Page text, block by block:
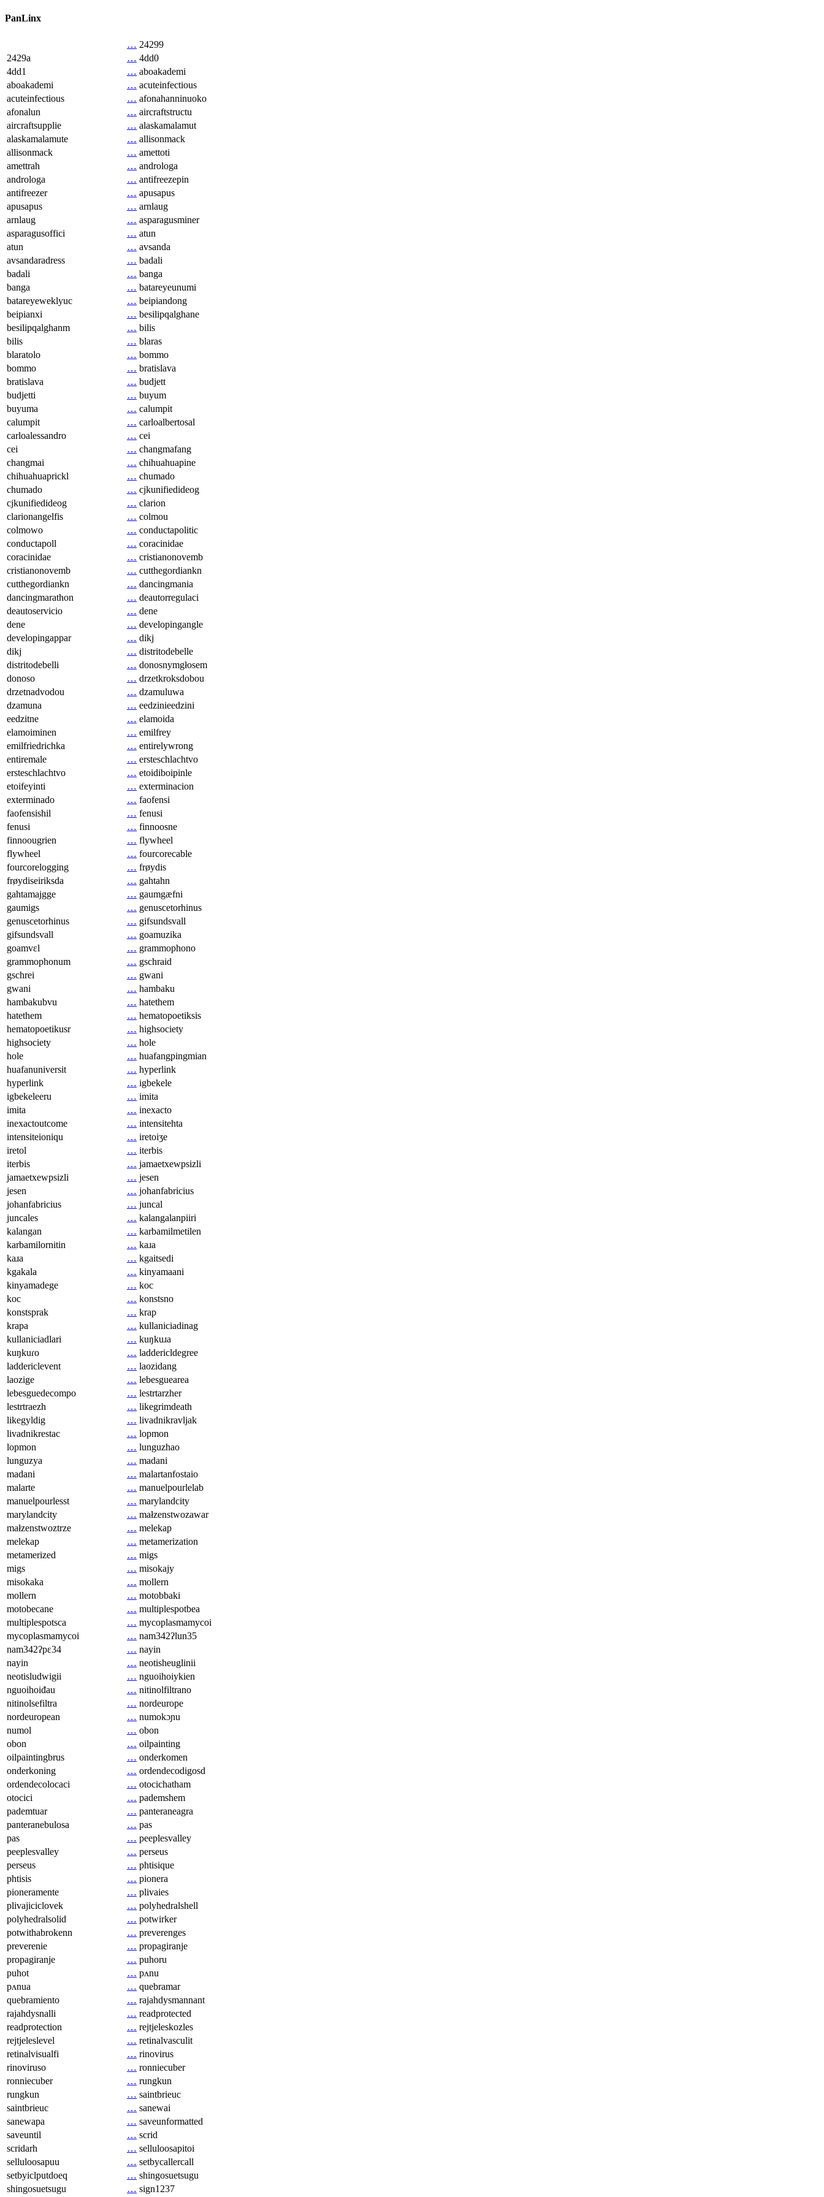
PanLinx
… 24299
2429a
… 4dd0
4dd1
… aboakademi
aboakademi
… acuteinfectious
acuteinfectious
… afonahanninuoko
afonalun
… aircraftstructu
aircraftsupplie
… alaskamalamut
alaskamalamute
… allisonmack
allisonmack
… amettoti
amettrah
… androloga
androloga
… antifreezepin
antifreezer
… apusapus
apusapus
… arnlaug
arnlaug
… asparagusminer
asparagusoffici
… atun
atun
… avsanda
avsandaradress
… badali
badali
… banga
banga
… batareyeunumi
batareyeweklyuc
… beipiandong
beipianxi
… besilipqalghane
besilipqalghanm
… bilis
bilis
… blaras
blaratolo
… bommo
bommo
… bratislava
bratislava
… budjett
budjetti
… buyum
buyuma
… calumpit
calumpit
… carloalbertosal
carloalessandro
… cei
cei
… changmafang
changmai
… chihuahuapine
chihuahuaprickl
… chumado
chumado
… cjkunifiedideog
cjkunifiedideog
… clarion
clarionangelfis
… colmou
colmowo
… conductapolitic
conductapoll
… coracinidae
coracinidae
… cristianonovemb
cristianonovemb
… cutthegordiankn
cutthegordiankn
… dancingmania
dancingmarathon
… deautorregulaci
deautoservicio
… dene
dene
… developingangle
developingappar
… dikj
dikj
… distritodebelle
distritodebelli
… donosnymgłosem
donoso
… drzetkroksdobou
drzetnadvodou
… dzamuluwa
dzamuna
… eedzinieedzini
eedzitne
… elamoida
elamoiminen
… emilfrey
emilfriedrichka
… entirelywrong
entiremale
… ersteschlachtvo
ersteschlachtvo
… etoidiboipinle
etoifeyinti
… exterminacion
exterminado
… faofensi
faofensishil
… fenusi
fenusi
… finnoosne
finnoougrien
… flywheel
flywheel
… fourcorecable
fourcorelogging
… frøydis
frøydiseiriksda
… gahtahn
gahtamajgge
… gaumgæfni
gaumigs
… genuscetorhinus
genuscetorhinus
… gifsundsvall
gifsundsvall
… goamuzika
goamvɛl
… grammophono
grammophonum
… gschraid
gschrei
… gwani
gwani
… hambaku
hambakubvu
… hatethem
hatethem
… hematopoetiksis
hematopoetikusr
… highsociety
highsociety
… hole
hole
… huafangpingmian
huafanuniversit
… hyperlink
hyperlink
… igbekele
igbekeleeru
… imita
imita
… inexacto
inexactoutcome
… intensitehta
intensiteioniqu
… iretoiʒe
iretol
… iterbis
iterbis
… jamaetxewpsizli
jamaetxewpsizli
… jesen
jesen
… johanfabricius
johanfabricius
… juncal
juncales
… kalangalanpiiri
kalangan
… karbamilmetilen
karbamilornitin
… kaɹa
kaɹa
… kgaitsedi
kgakala
… kinyamaani
kinyamadege
… koc
koc
… konstsno
konstsprak
… krap
krapa
… kullaniciadinag
kullaniciadlari
… kuŋkuɹa
kuŋkuɾo
… laddericldegree
laddericlevent
… laozidang
laozige
… lebesguearea
lebesguedecompo
… lestrtarzher
lestrtraezh
… likegrimdeath
likegyldig
… livadnikravljak
livadnikrestac
… lopmon
lopmon
… lunguzhao
lunguzya
… madani
madani
… malartanfostaio
malarte
… manuelpourlelab
manuelpourlesst
… marylandcity
marylandcity
… małzenstwozawar
małzenstwoztrze
… melekap
melekap
… metamerization
metamerized
… migs
migs
… misokajy
misokaka
… mollern
mollern
… motobbaki
motobecane
… multiplespotbea
multiplespotsca
… mycoplasmamycoi
mycoplasmamycoi
… nam342ʔlun35
nam342ʔpɛ34
… nayin
nayin
… neotisheuglinii
neotisludwigii
… nguoihoiykien
nguoihoiđau
… nitinolfiltrano
nitinolsefiltra
… nordeurope
nordeuropean
… numokɔɲu
numol
… obon
obon
… oilpainting
oilpaintingbrus
… onderkomen
onderkoning
… ordendecodigosd
ordendecolocaci
… otocichatham
otocici
… pademshem
pademtuar
… panteraneagra
panteranebulosa
… pas
pas
… peeplesvalley
peeplesvalley
… perseus
perseus
… phtisique
phtisis
… pionera
pioneramente
… plivaies
plivajiciclovek
… polyhedralshell
polyhedralsolid
… potwirker
potwithabrokenn
… preverenges
preverenie
… propagiranje
propagiranje
… puhoru
puhot
… pʌnu
pʌnua
… quebramar
quebramiento
… rajahdysmannant
rajahdysnalli
… readprotected
readprotection
… rejtjeleskozles
rejtjeleslevel
… retinalvasculit
retinalvisualfi
… rinovirus
rinoviruso
… ronniecuber
ronniecuber
… rungkun
rungkun
… saintbrieuc
saintbrieuc
… sanewai
sanewapa
… saveunformatted
saveuntil
… scrid
scridarh
… selluloosapitoi
selluloosapuu
… setbycallercall
setbyiclputdoeq
… shingosuetsugu
shingosuetsugu
… sign1237